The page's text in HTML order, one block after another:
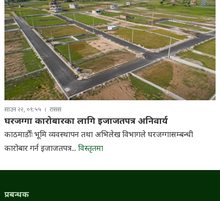
साउन २२, ०९:५५ रासस
घरजग्गा कारोबारका लागि इजाजतपत्र अनिवार्य
काठमाडौँः भूमि व्यवस्थापन तथा अभिलेख विभागले घरजग्गासम्बन्धी
कारोबार गर्न इजाजतपत्र... विस्तृतमा
प्रबन्धक